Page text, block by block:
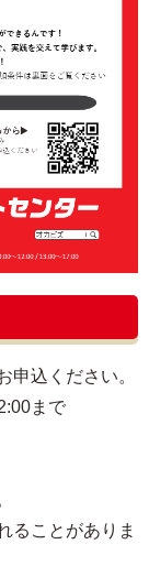
申込ください。
まで
ることがありま